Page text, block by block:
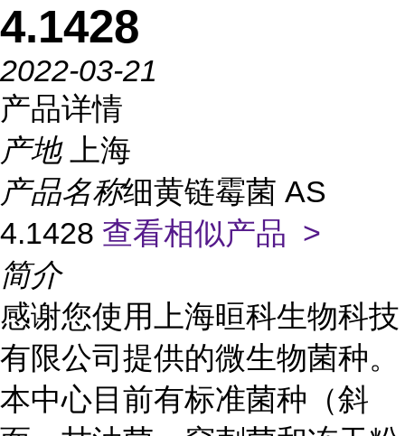
4.1428
2022-03-21
产品详情
产地
上海
产品名称细黄链霉菌 AS
4.1428 查看相似产品 >
简介
感谢您使用上海晅科生物科技
有限公司提供的微生物菌种。
本中心目前有标准菌种（斜